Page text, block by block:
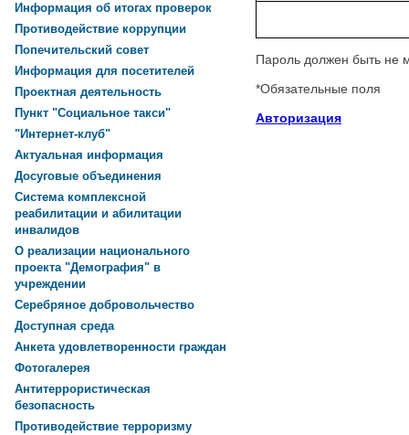
Пароль должен быть не
*Обязательные поля
Авторизация
Информация об итогах проверок
Противодействие коррупции
Попечительский совет
Информация для посетителей
Проектная деятельность
Пункт "Социальное такси"
"Интернет-клуб"
Актуальная информация
Досуговые объединения
Система комплексной
реабилитации и абилитации
инвалидов
О реализации национального
проекта "Демография" в
учреждении
Серебряное добровольчество
Доступная среда
Анкета удовлетворенности граждан
Фотогалерея
Антитеррористическая
безопасность
Противодействие терроризму